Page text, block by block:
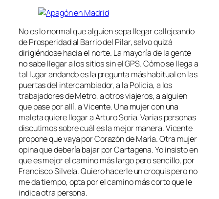
No es lo normal que alguien sepa llegar callejeando
de Prosperidad al Barrio del Pilar, salvo quizá
dirigiéndose hacia el norte. La mayoría de la gente
no sabe llegar a los sitios sin el GPS. Cómo se llega a
tal lugar andando es la pregunta más habitual en las
puertas del intercambiador, a la Policía, a los
trabajadores de Metro, a otros viajeros, a alguien
que pase por allí, a Vicente. Una mujer con una
maleta quiere llegar a Arturo Soria. Varias personas
discutimos sobre cuál es la mejor manera. Vicente
propone que vaya por Corazón de María. Otra mujer
opina que debería bajar por Cartagena. Yo insisto en
que es mejor el camino más largo pero sencillo, por
Francisco Silvela. Quiero hacerle un croquis pero no
me da tiempo, opta por el camino más corto que le
indica otra persona.